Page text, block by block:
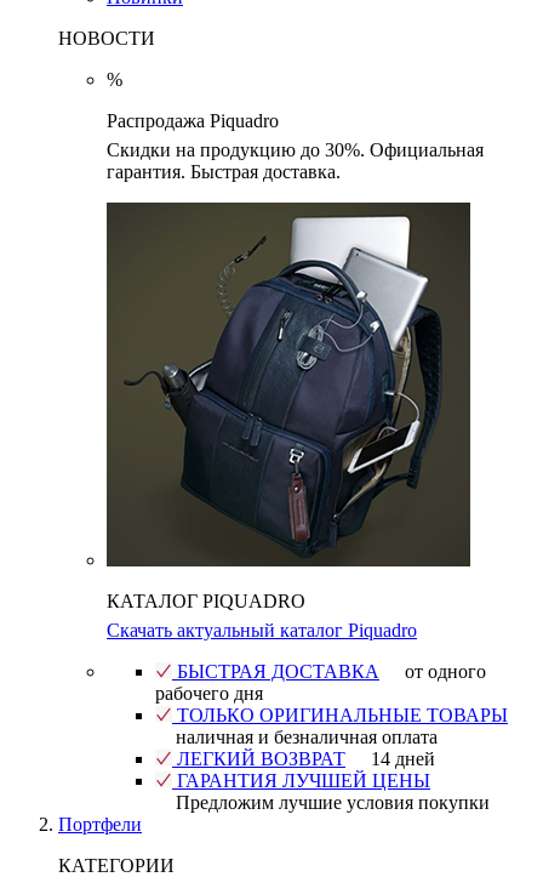
НОВОСТИ
%
Распродажа Piquadro
Скидки на продукцию до 30%. Официальная
гарантия. Быстрая доставка.
КАТАЛОГ PIQUADRO
Скачать актуальный каталог Piquadro
БЫСТРАЯ ДОСТАВКА
от одного
рабочего дня
ТОЛЬКО ОРИГИНАЛЬНЫЕ ТОВАРЫ
наличная и безналичная оплата
ЛЕГКИЙ ВОЗВРАТ
14 дней
ГАРАНТИЯ ЛУЧШЕЙ ЦЕНЫ
Предложим лучшие условия покупки
Портфели
КАТЕГОРИИ